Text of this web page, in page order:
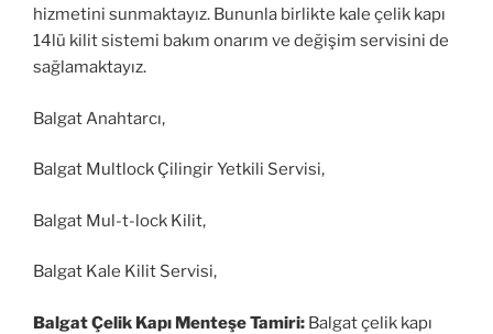
hizmetini sunmaktayız. Bununla birlikte kale çelik kapı
14lü kilit sistemi bakım onarım ve değişim servisini de
sağlamaktayız.
Balgat Anahtarcı,
Balgat Multlock Çilingir Yetkili Servisi,
Balgat Mul-t-lock Kilit,
Balgat Kale Kilit Servisi,
Balgat Çelik Kapı Menteşe Tamiri: Balgat çelik kapı